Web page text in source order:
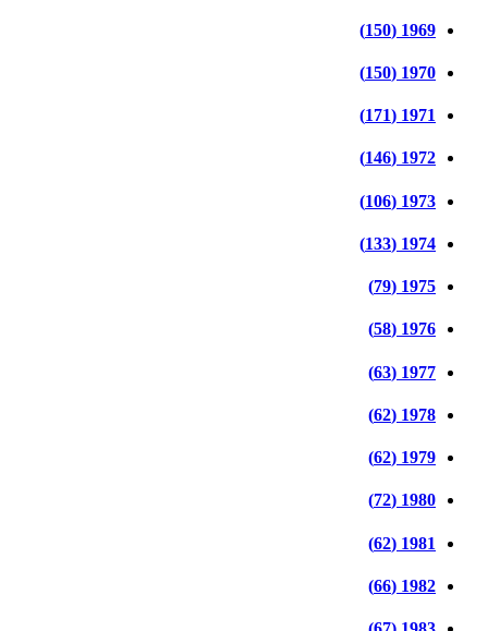
1969 (150)
1970 (150)
1971 (171)
1972 (146)
1973 (106)
1974 (133)
1975 (79)
1976 (58)
1977 (63)
1978 (62)
1979 (62)
1980 (72)
1981 (62)
1982 (66)